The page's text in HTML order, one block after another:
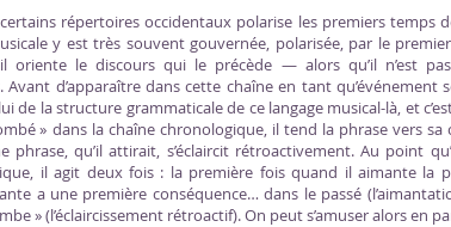
répertoires occidentaux polarise les premiers temps
y est très souvent gouvernée, polarisée, par le
le discours qui le précède — alors qu’il n’est
d’apparaître dans cette chaîne en tant qu’événement
de la structure grammaticale de ce langage musical-là, et
» dans la chaîne chronologique, il tend la phrase vers
phrase, qu’il attirait, s’éclaircit rétroactivement. Au point
il agit deux fois : la première fois quand il aimante la
a une première conséquence… dans le passé
» (l’éclaircissement rétroactif). On peut s’amuser alors en